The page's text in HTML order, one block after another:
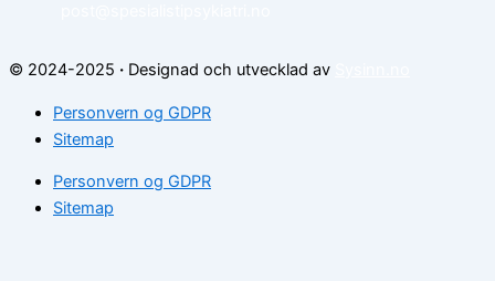
© 2024-2025 · Designad och utvecklad av
Personvern og GDPR
Sitemap
Personvern og GDPR
Sitemap